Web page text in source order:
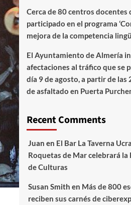
Cerca de 80 centros docentes
participado en el programa
mejora de la competencia
El Ayuntamiento de Almería
afectaciones al tráfico que se
día 9 de agosto, a partir de las
de asfaltado en Puerta
Recent Comments
Juan en El Bar La Taverna
Roquetas de Mar celebrará
de Culturas
Susan Smith en Más de 800
reciben sus carnés de